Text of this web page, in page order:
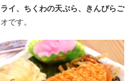
イ、ちくわの天ぷら、きんぴらご
です。